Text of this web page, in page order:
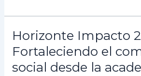
Horizonte Impacto
Fortaleciendo el
social desde la
Horizonte
Impacto
2025:
Fortaleciendo